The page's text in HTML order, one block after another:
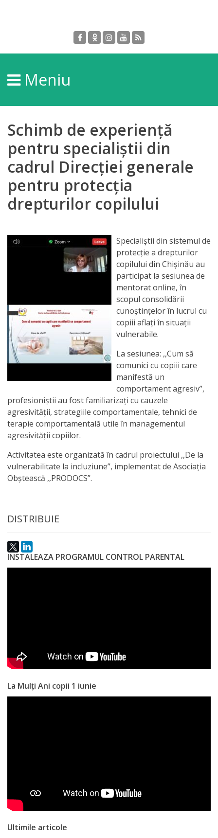
DGPDC
Informații
despre
DGPDC
Subdiviziuni/Servicii
Structura
Strategia
audienței
Managementul
Planuri
de
activitate
Parteneriate
Rapoarte
de
activitate
Transparență
publice
de
Anticorupție
Știri
regulamente
Legislație
internațională
Meniu
Schimb de experiență
pentru specialiștii din
cadrul Direcției generale
pentru protecția
drepturilor copilului
Specialiștii din sistemul de
protecție a drepturilor
copilului din Chișinău au
participat la sesiunea de
mentorat online, în
scopul consolidării
cunoștințelor în lucrul cu
copiii aflați în situații
vulnerabile.
La sesiunea: ,,Cum să
comunici cu copiii care
manifestă un
comportament agresiv”,
profesioniștii au fost familiarizați cu cauzele
agresivității, strategiile comportamentale, tehnici de
terapie comportamentală utile în managementul
agresivității copiilor.
Activitatea este organizată în cadrul proiectului ,,De la
vulnerabilitate la incluziune”, implementat de Asociația
Obștească ,,PRODOCS”.
DISTRIBUIE
INSTALEAZA PROGRAMUL CONTROL PARENTAL
La Mulți Ani copii 1 iunie
Ultimile articole